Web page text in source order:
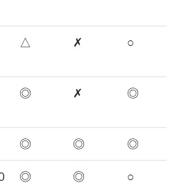
△ ✗ ○
◎ ✗ ◎
◎ ◎ ◎
◎ ◎ ○